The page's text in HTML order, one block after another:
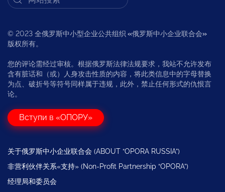
© 2023 全俄罗斯中小型企业公共组织 «俄罗斯中小企业联合会»
版权所有。
您的评论需经过审核。根据俄罗斯法律法规要求，我站不允许发布
含有脏话和（或）人身攻击性质的内容，将此类信息中的字母替换
为点、破折号等符号同样属于违规，此外，禁止任何形式的仇恨言
论。
Вступи в «ОПОРУ»
关于俄罗斯中小企业联合会 (ABOUT “OPORA RUSSIA”)
非营利伙伴关系«支持» (Non-Profit Partnership “OPORA”)
经理局和委员会